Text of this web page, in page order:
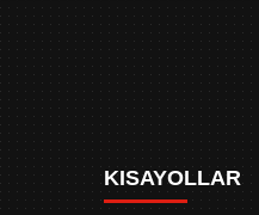
KISAYOLLAR